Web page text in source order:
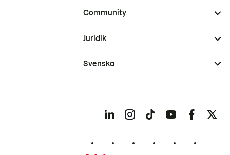
Community
Juridik
Svenska